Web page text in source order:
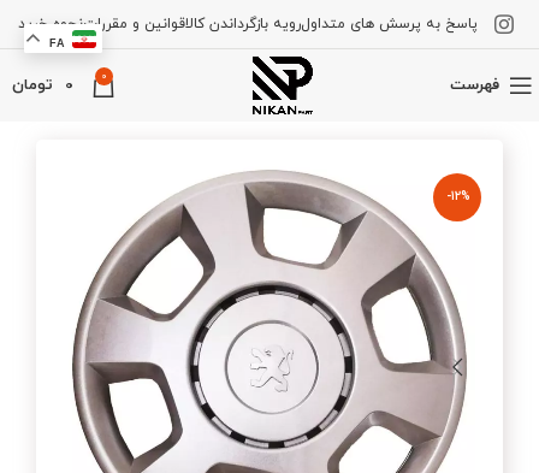
پاسخ به پرسش های متداولرویه بازگرداندن کالاقوانین و مقرراتنحوه خرید
فهرست 0
0 تومان
-12%
FA